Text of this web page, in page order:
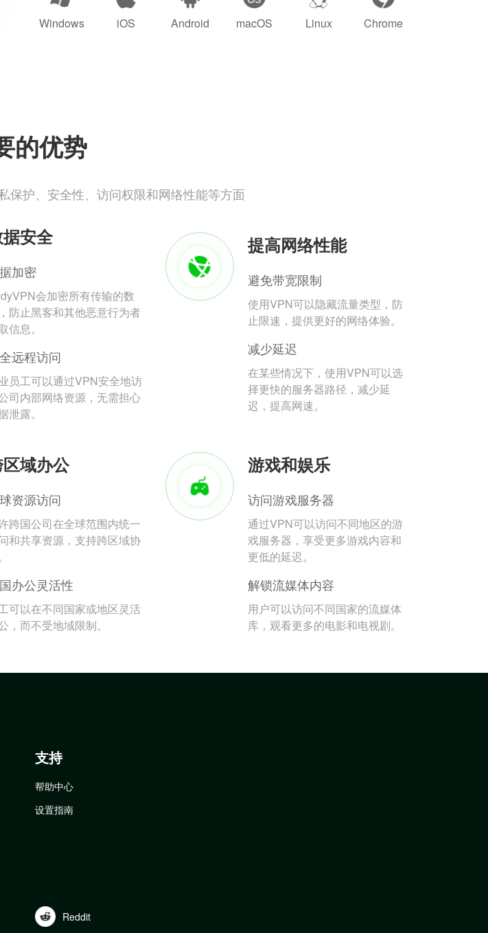
Windows iOS Android macOS Linux Chrome
的优势
保护、安全性、访问权限和网络性能等方面
安全
加密
会加密所有传输的数
防止黑客和其他恶意行为者
信息。
远程访问
员工可以通过VPN安全地访
司内部网络资源，无需担心
泄露。
提高网络性能
避免带宽限制
使用VPN可以隐藏流量类型，防
止限速，提供更好的网络体验。
减少延迟
在某些情况下，使用VPN可以选
择更快的服务器路径，减少延
迟，提高网速。
域办公
资源访问
跨国公司在全球范围内统一
和共享资源，支持跨区域协
办公灵活性
可以在不同国家或地区灵活
，而不受地域限制。
游戏和娱乐
访问游戏服务器
通过VPN可以访问不同地区的游
戏服务器，享受更多游戏内容和
更低的延迟。
解锁流媒体内容
用户可以访问不同国家的流媒体
库，观看更多的电影和电视剧。
支持
帮助中心
设置指南
Reddit